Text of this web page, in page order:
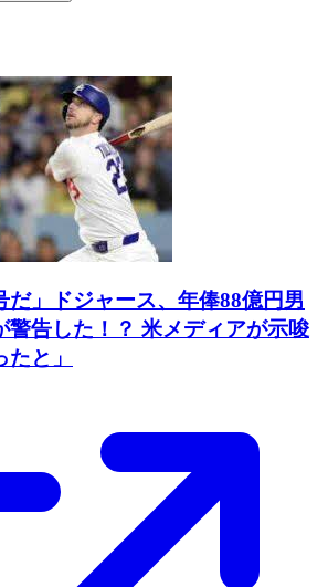
だ」ドジャース、年俸88億円男
警告した！？ 米メディアが示唆
たと」